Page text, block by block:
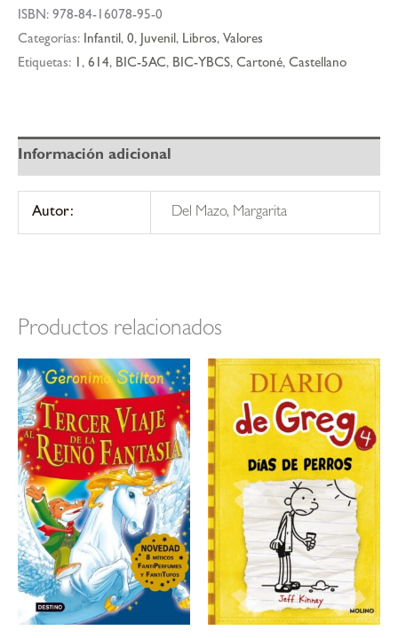
ISBN: 978-84-16078-95-0
Categorías: Infantil, 0, Juvenil, Libros, Valores
Etiquetas: 1 , 614, BIC-5AC, BIC-YBCS, Cartoné, Castellano
Información adicional
Autor: Del Mazo, Margarita
Productos relacionados